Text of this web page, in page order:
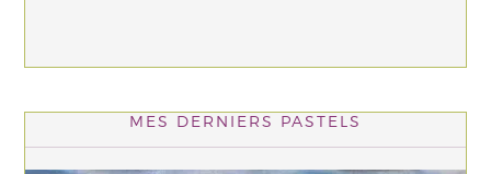
MES DERNIERS PASTELS